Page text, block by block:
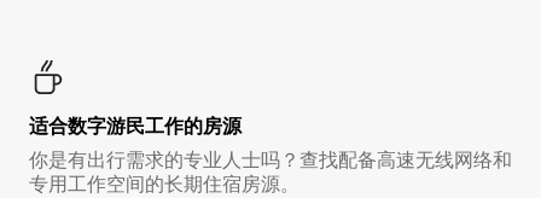
适合数字游民工作的房源
你是有出行需求的专业人士吗？查找配备高速无线网络和
专用工作空间的长期住宿房源。